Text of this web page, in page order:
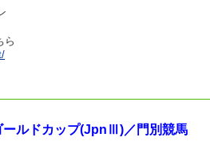
ら
ルドカップ(JpnⅢ)／門別競馬